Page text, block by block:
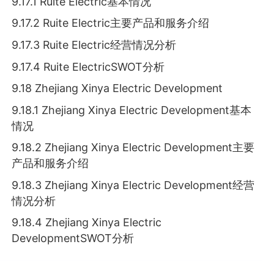
9.17.2 Ruite Electric主要产品和服务介绍
9.17.3 Ruite Electric经营情况分析
9.17.4 Ruite ElectricSWOT分析
9.18 Zhejiang Xinya Electric Development
9.18.1 Zhejiang Xinya Electric Development基本
情况
9.18.2 Zhejiang Xinya Electric Development主要
产品和服务介绍
9.18.3 Zhejiang Xinya Electric Development经营
情况分析
9.18.4 Zhejiang Xinya Electric
DevelopmentSWOT分析